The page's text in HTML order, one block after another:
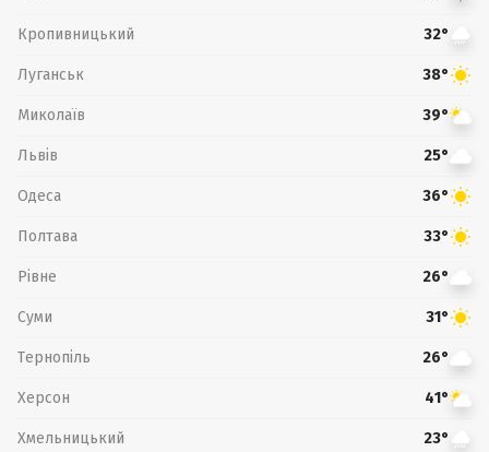
Кропивницький 32°
Луганськ 38°
Миколаїв 39°
Львів 25°
Одеса 36°
Полтава 33°
Рівне 26°
Суми 31°
Тернопіль 26°
Херсон 41°
Хмельницький 23°